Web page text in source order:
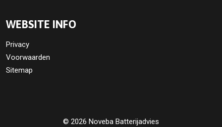
WEBSITE INFO
Privacy
Voorwaarden
Sitemap
© 2026 Noveba Batterijadvies